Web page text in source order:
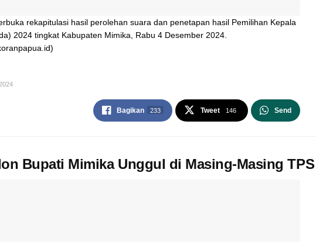
rekapitulasi hasil perolehan suara dan penetapan hasil Pemilihan Kepala
2024 tingkat Kabupaten Mimika, Rabu 4 Desember 2024.
Bagikan 233 Tweet 146 Send
Bupati Mimika Unggul di Masing-Masing TPS